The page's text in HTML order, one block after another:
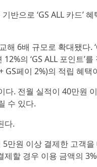
반으로 ‘GS ALL 카드’
6배 규모로 확대됐다.
의 ‘GS ALL 포인트’
GS페이 2%)의 적립 혜택
다. 전월 실적이 40만원
수 있다.
다.
5만원 이상 결제한 고객
제할 경우 이용 금액의